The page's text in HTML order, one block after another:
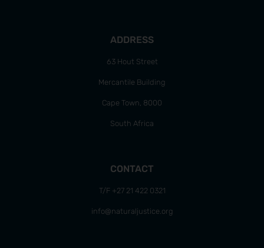
ADDRESS
63 Hout Street
Mercantile Building
Cape Town, 8000
South Africa
CONTACT
T/F +27 21 422 0321
info@naturaljustice.org